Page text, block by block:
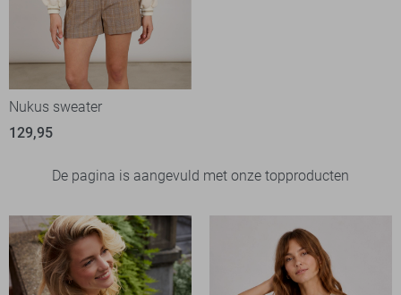
Nukus sweater
129,95
De pagina is aangevuld met onze topproducten